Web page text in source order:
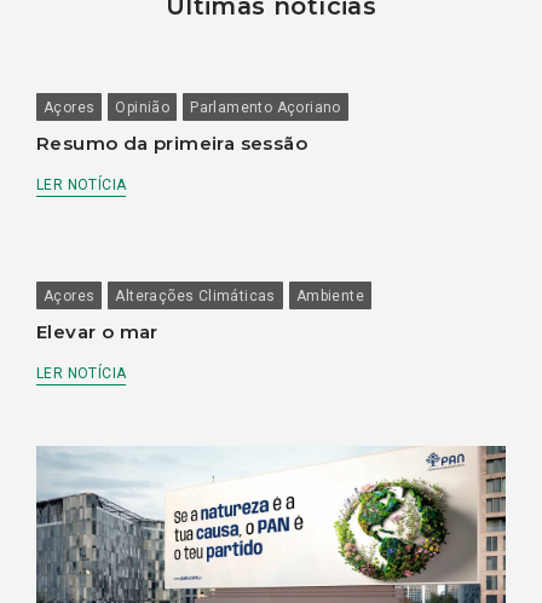
Açores Opinião Parlamento Açoriano
Resumo da primeira sessão
LER NOTÍCIA
Açores Alterações Climáticas Ambiente
Elevar o mar
LER NOTÍCIA